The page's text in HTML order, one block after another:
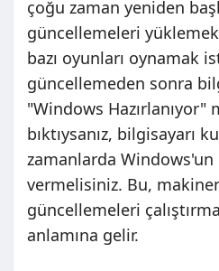
çoğu zaman yeniden
güncellemeleri
bazı oyunları oynamak
güncellemeden sonra
"Windows Hazırlanıyor"
bıktıysanız, bilgisayarı
zamanlarda Windows'un
vermelisiniz. Bu,
güncellemeleri
anlamına gelir.